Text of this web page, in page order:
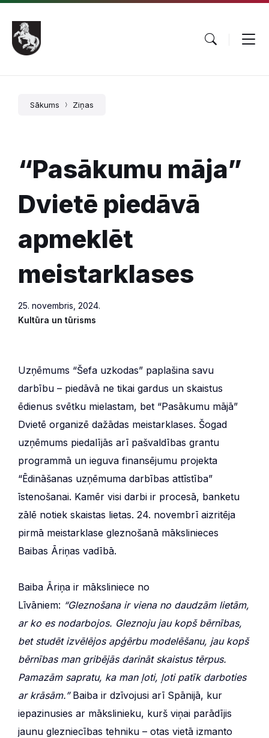
Pāriet
saturu
Skip
main
navigation
Skip
footer
Sākums Ziņas
“Pasākumu māja”
Dvietē piedāvā
apmeklēt
meistarklases
25. novembris, 2024.
Kultūra un tūrisms
Uzņēmums “Šefa uzkodas” paplašina savu
darbību – piedāvā ne tikai gardus un skaistus
ēdienus svētku mielastam, bet “Pasākumu mājā”
Dvietē organizē dažādas meistarklases. Šogad
uzņēmums piedalījās arī pašvaldības grantu
programmā un ieguva finansējumu projekta
“Ēdināšanas uzņēmuma darbības attīstība”
īstenošanai. Kamēr visi darbi ir procesā, banketu
zālē notiek skaistas lietas. 24. novembrī aizritēja
pirmā meistarklase gleznošanā mākslinieces
Baibas Āriņas vadībā.
Baiba Āriņa ir māksliniece no
Līvāniem: “Gleznošana ir viena no daudzām lietām,
ar ko es nodarbojos. Gleznoju jau kopš bērnības,
bet studēt izvēlējos apģērbu modelēšanu, jau kopš
bērnības man gribējās darināt skaistus tērpus.
Pamazām sapratu, ka man ļoti, ļoti patīk darboties
ar krāsām.”Baiba ir dzīvojusi arī Spānijā, kur
iepazinusies ar mākslinieku, kurš viņai parādījis
jaunu glezniecības tehniku – otas vietā izmanto